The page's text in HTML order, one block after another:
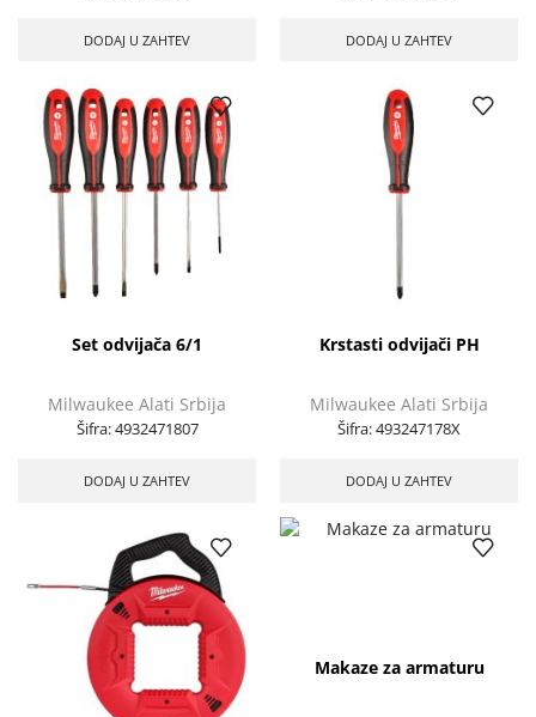
DODAJ U ZAHTEV DODAJ U ZAHTEV
Set odvijača 6/1
Milwaukee Alati Srbija
Šifra:4932471807
DODAJ U ZAHTEV
Krstasti odvijači PH
Milwaukee Alati Srbija
Šifra:493247178X
DODAJ U ZAHTEV
Makaze za armaturu